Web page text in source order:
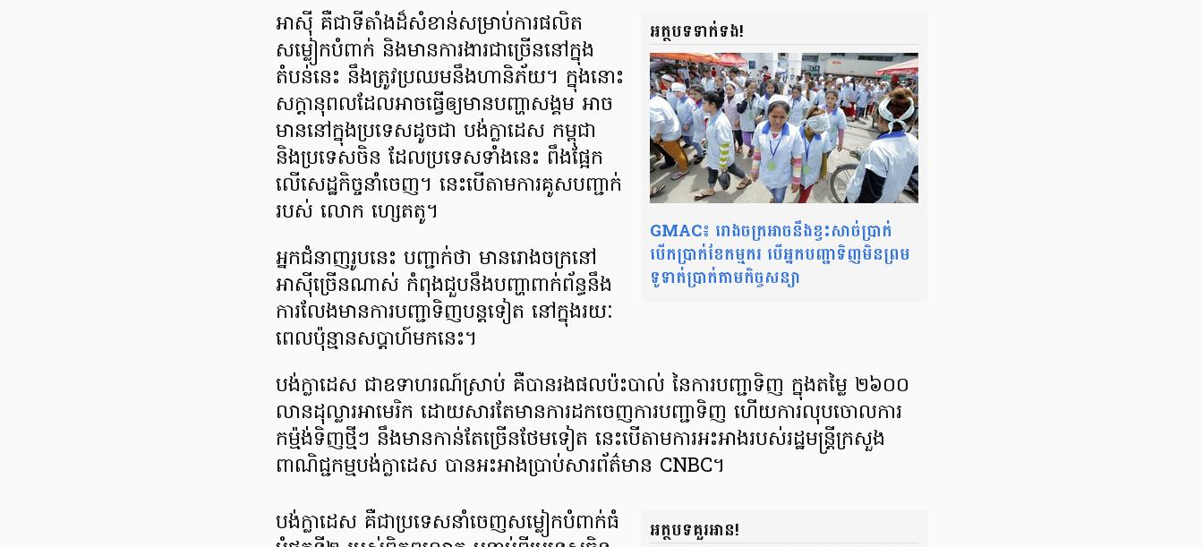
អត្ថបទទាក់ទង!
GMAC៖ រោងចក្រអាចនឹងខ្វះសាច់ប្រាក់
បើកប្រាក់ខែកម្មករ បើអ្នកបញ្ជាទិញមិនព្រម
ទូទាត់ប្រាក់តាមកិច្ចសន្យា
អាស៊ី គឺជាទីតាំង​ដ៏​​សំខាន់​សម្រាប់​ការ​ផលិត​
សម្លៀកបំពាក់ និងមាន​ការងារ​ជាច្រើន​នៅក្នុង​
តំបន់នេះ នឹងត្រូវ​ប្រឈម​នឹងហានិភ័យ។ ក្នុងនោះ
សក្ដានុពល​ដែលអាច​ធ្វើឲ្យ​មានបញ្ហា​សង្គម អាច​
មាននៅក្នុង​ប្រទេស​ដូចជា បង់ក្លាដេស កម្ពុជា
និងប្រទេសចិន ដែល​ប្រទេសទាំងនេះ ពឹងផ្អែក​
លើ​សេដ្ឋកិច្ចនាំចេញ​។ នេះបើតាម​ការ​គូសបញ្ជាក់​
របស់​ លោក ហ្សេតតូ។
អ្នកជំនាញរូបនេះ បញ្ជាក់ថា មានរោងចក្រ​នៅ
អាស៊ីច្រើនណាស់ កំពុង​ជួប​នឹង​បញ្ហាពាក់ព័ន្ធ​នឹង​
ការលែង​មាន​ការបញ្ជាទិញ​បន្ដទៀត នៅក្នុង​រយៈ
ពេល​ប៉ុន្មានសប្ដាហ៍មកនេះ។
បង់ក្លាដេស ជាឧទាហរណ៍ស្រាប់ គឺបាន​រង​ផលប៉ះបាល់ នៃ​ការបញ្ជាទិញ ក្នុងតម្លៃ ២៦០០
លាន​ដុល្លារអាមេរិក ដោយសារតែ​មានការដកចេញ​ការបញ្ជាទិញ ហើយការ​លុបចោល​ការ
កម្ម៉ង់​ទិញ​ថ្មីៗ នឹង​មានកាន់តែច្រើន​ថែមទៀត នេះបើតាម​ការអះអាង​របស់​រដ្ឋមន្ត្រី​ក្រសួង​
ពាណិជ្ជកម្ម​បង់ក្លាដេស បាន​អះអាង​ប្រាប់​សារព័ត៌មាន CNBC។
អត្ថបទគួរអាន!
បង់ក្លាដេស គឺជាប្រទេស​នាំចេញ​សម្លៀកបំពាក់​ធំ